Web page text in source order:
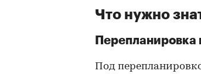
Что нужно
Перепланировка
Под